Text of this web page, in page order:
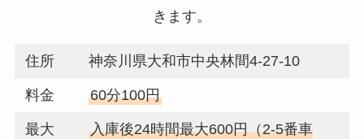
きます。
住所 神奈川県大和市中央林間4-27-10
料金 60分100円
最大
入庫後24時間最大600円（2-5番車